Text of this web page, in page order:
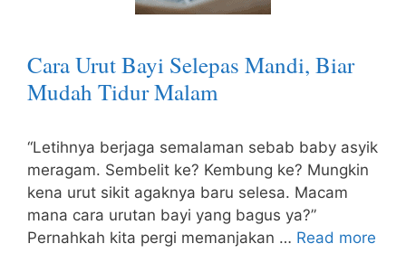
Cara Urut Bayi Selepas Mandi, Biar
Mudah Tidur Malam
“Letihnya berjaga semalaman sebab baby asyik
meragam. Sembelit ke? Kembung ke? Mungkin
kena urut sikit agaknya baru selesa. Macam
mana cara urutan bayi yang bagus ya?”
Pernahkah kita pergi memanjakan … Read more